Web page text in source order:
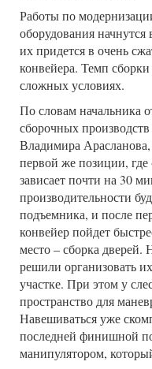
Работы по
оборудования
их придется в очень
конвейера. Темп
сложных условиях.
По словам начальника
сборочных
Владимира
первой же позиции,
зависает почти на 30
производительности
подъемника, и после
конвейер пойдет
место – сборка дверей.
решили организовать
участке. При этом у
пространство для
Навешиваться уже
последней финишной
манипулятором,